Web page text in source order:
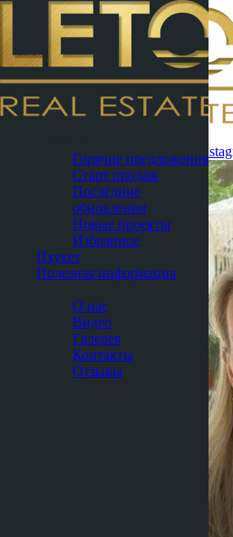
WhatsApp
Горячие предложения
Старт продаж
Последние
обновления
Новые проекты
Избранное
Пхукет
Полезная информация
О нас
Видео
Галерея
Контакты
Отзывы